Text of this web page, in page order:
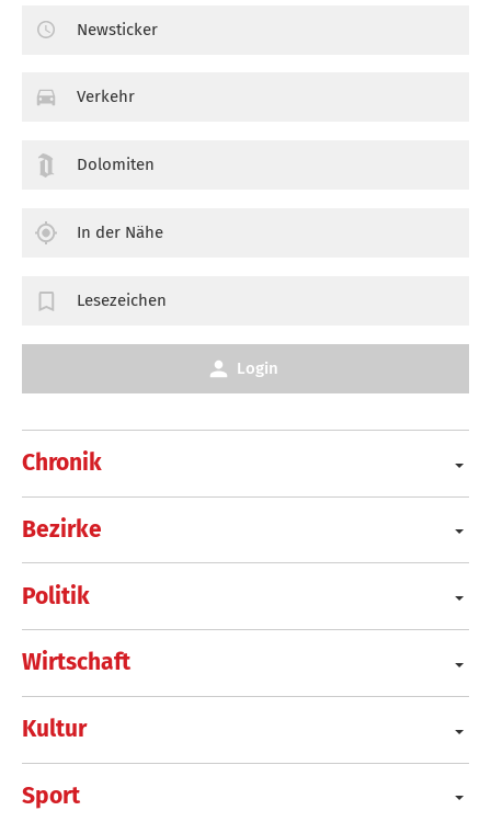
Chronik
Bezirke
Politik
Wirtschaft
Kultur
Sport
Newsticker
Verkehr
Dolomiten
In der Nähe
Lesezeichen
Login